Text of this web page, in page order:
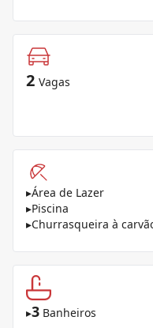
2 Vagas
▸Área de Lazer
▸Piscina
▸Churrasqueira à
▸3 Banheiros